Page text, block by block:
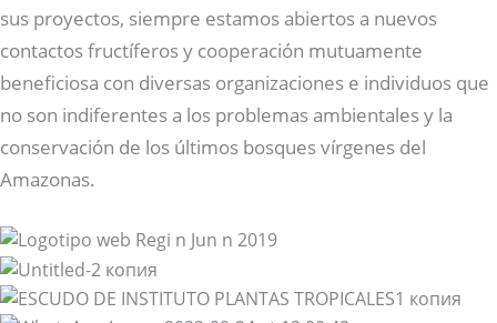
sus proyectos, siempre estamos abiertos a nuevos
contactos fructíferos y cooperación mutuamente
beneficiosa con diversas organizaciones e individuos que
no son indiferentes a los problemas ambientales y la
conservación de los últimos bosques vírgenes del
Amazonas.